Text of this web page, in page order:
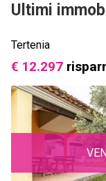
Ultimi
Tertenia
€ 12.297